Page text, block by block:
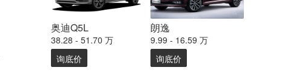
奥迪Q5L
38.28 - 51.70 万
询底价
朗逸
9.99 - 16.59 万
询底价